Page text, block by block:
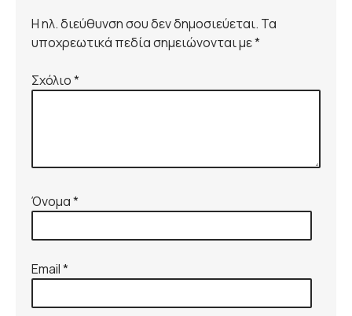
Η ηλ. διεύθυνση σου δεν δημοσιεύεται. Τα
υποχρεωτικά πεδία σημειώνονται με *
Σχόλιο*
Όνομα*
Email*